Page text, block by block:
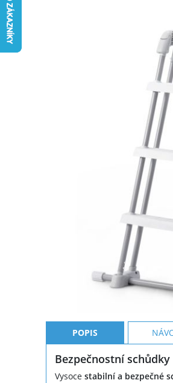
POPIS
Bezpečnostní schůdky
Vysoce stabilní a bezpečné